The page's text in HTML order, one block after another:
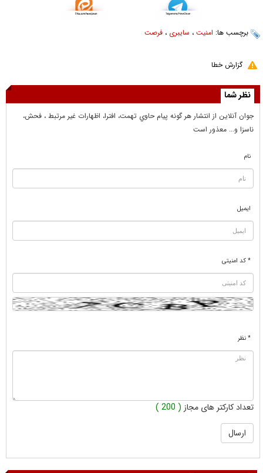
برچسب ها: امنیت ، سایبری ، فرصت
گزارش خطا
نظر شما
جوان آنلاين از انتشار هر گونه پيام حاوي تهمت، افترا، اظهارات غير مرتبط ، فحش،
ناسزا و... معذور است
نام
ایمیل
* کد امنیتی
* نظر
تعداد کارکتر های مجاز ( 200 )